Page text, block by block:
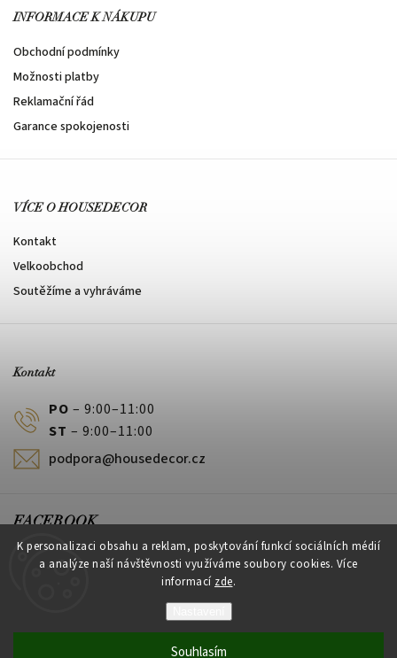
K personalizaci obsahu a reklam, poskytování funkcí sociálních médií
a analýze naší návštěvnosti využíváme soubory cookies. Více
informací zde.
Souhlasím
INFORMACE K NÁKUPU
Obchodní podmínky
Možnosti platby
Reklamační řád
Garance spokojenosti
VÍCE O HOUSEDECOR
Kontakt
Velkoobchod
Soutěžíme a vyhráváme
Kontakt
PO – 9:00–11:00
ST – 9:00–11:00
podpora@housedecor.cz
FACEBOOK